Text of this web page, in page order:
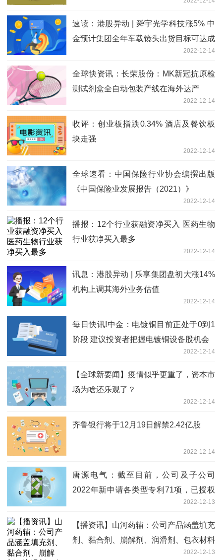
速读：港股异动 | 舜宇光学科技涨5% 中
金预计集团全年车载镜头出货目标可达成
2022-12-14
全球快资讯：长荣股份：MK新冠抗原检
测试剂盒全自动包装产线在海外达产
2022-12-14
收评：创业板指跌0.34% 酒店及餐饮板
块走强
2022-12-14
全球速看：中国保险行业协会编撰出版
《中国保险业发展报告（2021）》
2022-12-14
播报：12个行业获融资净买入 医药生物
行业获净买入最多
2022-12-14
讯息：港股异动 | 乐享集团盘初大涨14%
机构上调其海外业务估值
2022-12-14
每日快讯!中金：电镀铜目前正处于0到1
阶段 建议投资者把握电镀铜设备股机会
2022-12-14
【全球新要闻】疫情似乎更重了，资本市
场为啥还乐观了？
2022-12-14
齐鲁银行将于12月19日解禁2.42亿股
2022-12-14
唐源电气：截至目前，公司及子公司
2022年新申请各类型专利71项，已授权
2022-12-13
【播资讯】山河药辅：公司产品涵盖填充
剂、黏合剂、崩解剂、润滑剂、包衣材料
等常用口服固体制剂类药用辅料和注射级
2022-12-13